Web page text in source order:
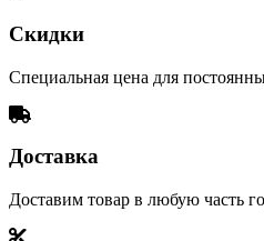
Скидки
Специальная цена для
Доставка
Доставим товар в любую часть